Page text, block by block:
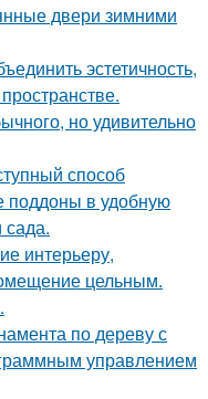
двери зимними
эстетичность,
но удивительно
способ
поддоны в удобную
сада.
интерьеру,
цельным.
по дереву с
управлением